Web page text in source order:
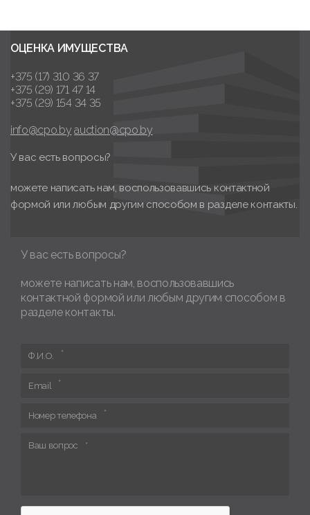
ОЦЕНКА ИМУЩЕСТВА
+375 (17) 310 36 37
+375 (29) 171 47 14
+375 (29) 154 34 35
info@cpo.by auction@cpo.by
У вас есть вопросы?
можете написать нам, воспользовавшись контактной
формой или любым другим способом в разделе контакты.
У вас есть вопросы?
можете написать нам, воспользовавшись
контактной формой или любым другим способом в
разделе контакты.
Ф.И.О.
Email
Номер телефона
Ваш вопрос